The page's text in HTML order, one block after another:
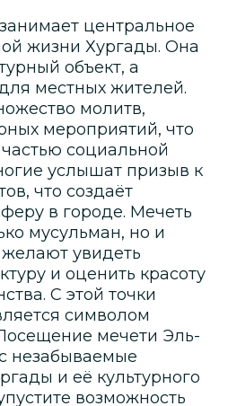
центральное
жизни Хургады. Она
объект, а
местных жителей.
молитв,
мероприятий, что
социальной
услышат призыв к
что создаёт
в городе. Мечеть
мусульман, но и
желают увидеть
и оценить красоту
С этой точки
символом
мечети Эль-
незабываемые
и её культурного
возможность